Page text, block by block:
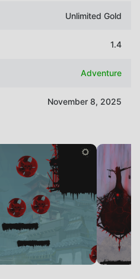
Unlimited Gold
1.4
Adventure
November 8, 2025